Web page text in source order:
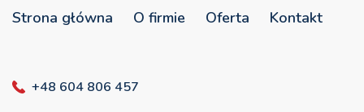
Strona główna O firmie Oferta Kontakt
+48 604 806 457